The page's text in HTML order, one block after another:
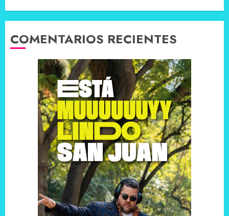
COMENTARIOS RECIENTES